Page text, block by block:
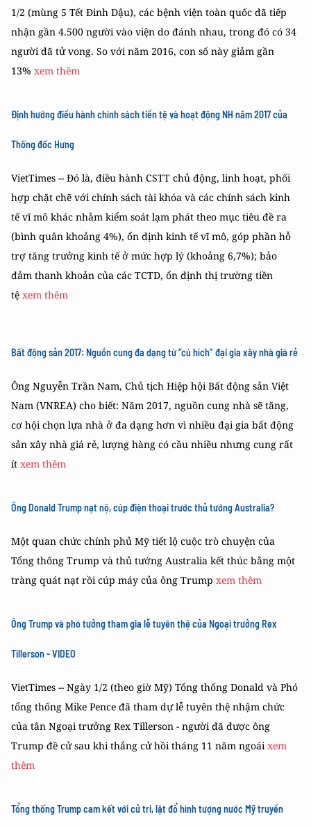
1/2 (mùng 5 Tết Đinh Dậu), các bệnh viện toàn quốc đã tiếp
nhận gần 4.500 người vào viện do đánh nhau, trong đó có 34
người đã tử vong. So với năm 2016, con số này giảm gần
13% xem thêm
Định hướng điều hành chính sách tiền tệ và hoạt động NH năm 2017 của
Thống đốc Hưng
VietTimes -- Đó là, điều hành CSTT chủ động, linh hoạt, phối
hợp chặt chẽ với chính sách tài khóa và các chính sách kinh
tế vĩ mô khác nhằm kiểm soát lạm phát theo mục tiêu đề ra
(bình quân khoảng 4%), ổn định kinh tế vĩ mô, góp phần hỗ
trợ tăng trưởng kinh tế ở mức hợp lý (khoảng 6,7%); bảo
đảm thanh khoản của các TCTD, ổn định thị trường tiền
tệ xem thêm
Bất động sản 2017: Nguồn cung đa dạng từ “cú hích” đại gia xây nhà giá rẻ
Ông Nguyễn Trần Nam, Chủ tịch Hiệp hội Bất động sản Việt
Nam (VNREA) cho biết: Năm 2017, nguồn cung nhà sẽ tăng,
cơ hội chọn lựa nhà ở đa dạng hơn vì nhiều đại gia bất động
sản xây nhà giá rẻ, lượng hàng có cầu nhiều nhưng cung rất
ít xem thêm
Ông Donald Trump nạt nộ, cúp điện thoại trước thủ tướng Australia?
Một quan chức chính phủ Mỹ tiết lộ cuộc trò chuyện của
Tổng thống Trump và thủ tướng Australia kết thúc bằng một
tràng quát nạt rồi cúp máy của ông Trump xem thêm
Ông Trump và phó tưởng tham gia lễ tuyên thệ của Ngoại trưởng Rex
Tillerson - VIDEO
VietTimes -- Ngày 1/2 (theo giờ Mỹ) Tổng thống Donald và Phó
tổng thống Mike Pence đã tham dự lễ tuyên thệ nhậm chức
của tân Ngoại trưởng Rex Tillerson - người đã được ông
Trump đề cử sau khi thắng cử hồi tháng 11 năm ngoáixem
thêm
Tổng thống Trump cam kết với cử tri, lật đổ hình tượng nước Mỹ truyền